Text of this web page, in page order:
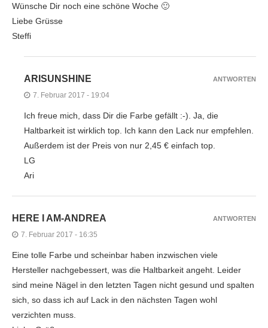
Wünsche Dir noch eine schöne Woche 🙂
Liebe Grüsse
Steffi
ARISUNSHINE
7. Februar 2017 - 19:04
Ich freue mich, dass Dir die Farbe gefällt :-). Ja, die
Haltbarkeit ist wirklich top. Ich kann den Lack nur empfehlen.
Außerdem ist der Preis von nur 2,45 € einfach top.
LG
Ari
ANTWORTEN
HERE I AM-ANDREA
7. Februar 2017 - 16:35
Eine tolle Farbe und scheinbar haben inzwischen viele
Hersteller nachgebessert, was die Haltbarkeit angeht. Leider
sind meine Nägel in den letzten Tagen nicht gesund und spalten
sich, so dass ich auf Lack in den nächsten Tagen wohl
verzichten muss.
ANTWORTEN